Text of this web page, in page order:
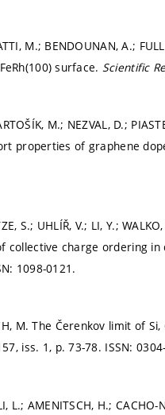
M.; BENDOUNAN, A.;
surface. Scientific
M.; NEZVAL, D.;
properties of graphene
S.; UHLÍŘ, V.; LI, Y.;
collective charge ordering
1098-0121.
M. The Čerenkov limit of
iss. 1, p. 73-78. ISSN:
L.; AMENITSCH, H.;